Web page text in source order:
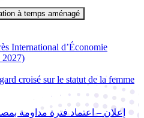
à temps aménagé
International d’Économie
croisé sur le statut de la femme
إعلان – اعتماد فترة مداومة